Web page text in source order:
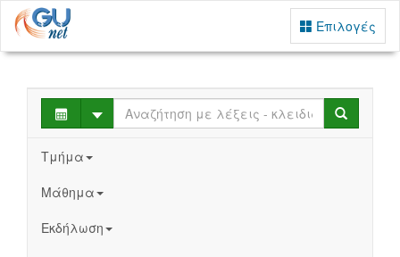
Επιλογές
Select Search
Τμήμα
Μάθημα
Εκδήλωση